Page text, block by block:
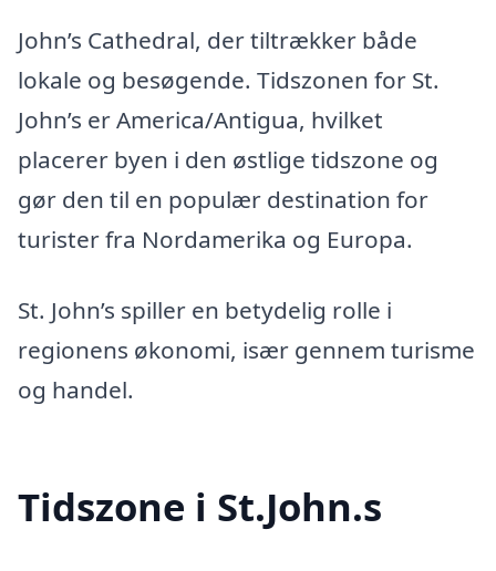
John’s Cathedral, der tiltrækker både
lokale og besøgende. Tidszonen for St.
John’s er America/Antigua, hvilket
placerer byen i den østlige tidszone og
gør den til en populær destination for
turister fra Nordamerika og Europa.
St. John’s spiller en betydelig rolle i
regionens økonomi, især gennem turisme
og handel.
Tidszone i St.John.s